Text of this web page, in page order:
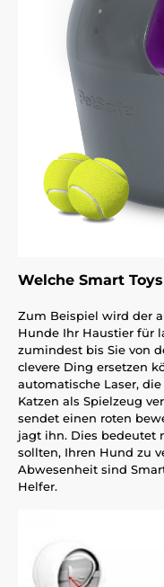
Welche Smart
Zum Beispiel wird der
Hunde Ihr Haustier für
zumindest bis Sie von
clevere Ding ersetzen
automatische Laser,
Katzen als Spielzeug
sendet einen roten
jagt ihn. Dies bedeutet
sollten, Ihren Hund zu
Abwesenheit sind
Helfer.